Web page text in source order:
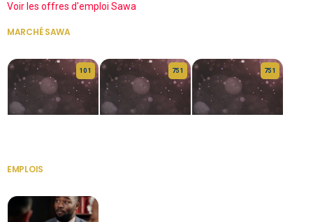
Voir les offres d'emploi Sawa
MARCHÉ SAWA
10 1 75 1 75 1
EMPLOIS